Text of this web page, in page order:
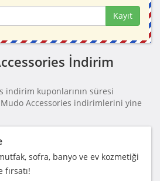
Kayıt
İndirim
indirim kuponlarının süresi
Mudo Accessories indirimlerini yine
sofra, banyo ve ev kozmetiği